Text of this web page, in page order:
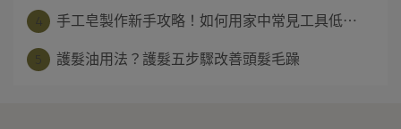
手工皂製作新手攻略！如何用家中常見工具低⋯
護髮油用法？護髮五步驟改善頭髮毛躁